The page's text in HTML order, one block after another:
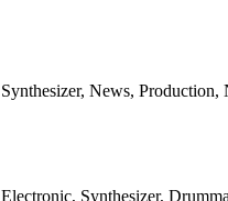
Synthesizer, News, Production,
Electronic, Synthesizer,